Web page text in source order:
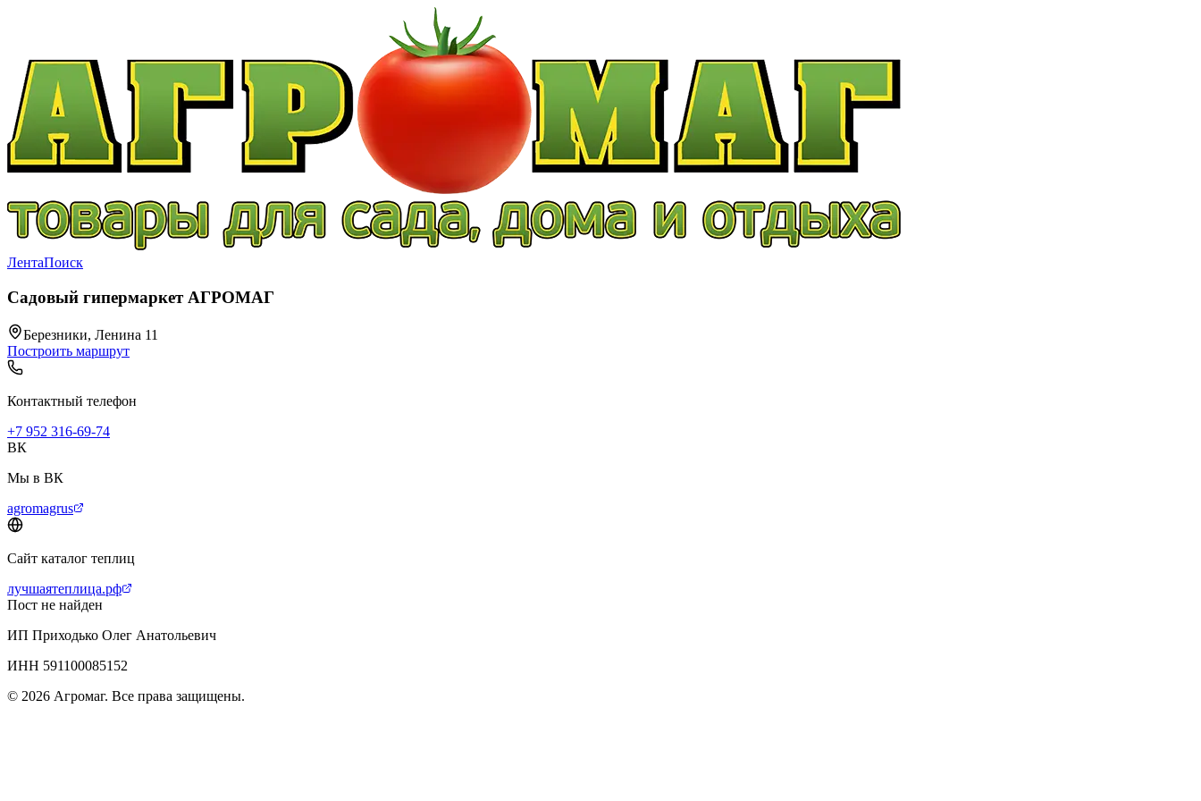
ЛентаПоиск
Садовый гипермаркет АГРОМАГ
Березники, Ленина 11
Построить маршрут
Контактный телефон
+7 952 316-69-74
ВК
Мы в ВК
agromagrus
Сайт каталог теплиц
лучшаятеплица.рф
Пост не найден
ИП Приходько Олег Анатольевич
ИНН 591100085152
© 2026 Агромаг. Все права защищены.